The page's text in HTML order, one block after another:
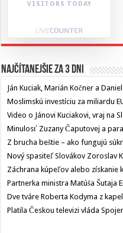
VISITORS TODAY
Najčítanejšie za 3 dni
Ján Kuciak, Marián Kočner a
Moslimskú investíciu za miliardu
Video o Jánovi Kuciakovi, vraj na
Minulosť Zuzany Čaputovej a
Z brucha beštie – ako fungujú
Nový spasiteľ Slovákov Zoroslav
Záchrana kúpeľov alebo získanie
Partnerka ministra Matúša Šutaja
Dve tváre Roberta Kodyma z
Platila Českou televizi vláda